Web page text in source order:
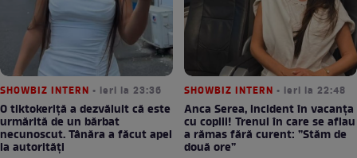
SHOWBIZ INTERN • ieri la 23:36
O tiktokeriță a dezvăluit că este
urmărită de un bărbat
necunoscut. Tânăra a făcut apel
la autorități
SHOWBIZ INTERN • ieri la 22:48
Anca Serea, incident în vacanța
cu copiii! Trenul în care se aflau
a rămas fără curent: ”Stăm de
două ore”